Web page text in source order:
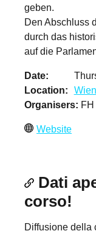
geben.
Den Abschluss
durch das
auf die
Date
Location
Wien
Organisers
Website
Dati
corso!
Diffusione della